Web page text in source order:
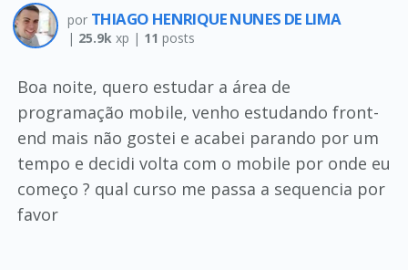
por THIAGO HENRIQUE NUNES DE LIMA
| 25.9kxp | 11 posts
Boa noite, quero estudar a área de
programação mobile, venho estudando front-
end mais não gostei e acabei parando por um
tempo e decidi volta com o mobile por onde eu
começo ? qual curso me passa a sequencia por
favor